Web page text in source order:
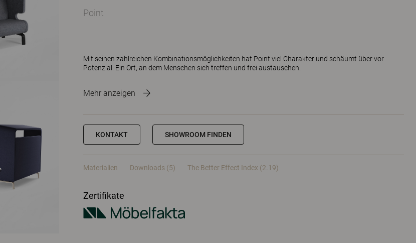
Point
Mit seinen zahlreichen Kombinationsmöglichkeiten hat Point viel Charakter und schäumt über vor
Potenzial. Ein Ort, an dem Menschen sich treffen und frei austauschen.
Mehr anzeigen
KONTAKT SHOWROOM FINDEN
Materialien Downloads (5) The Better Effect Index (2.19)
Zertifikate